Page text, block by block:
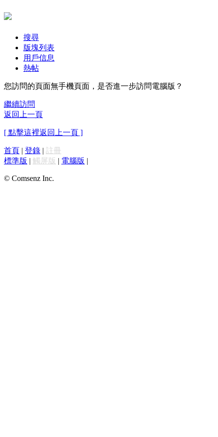
搜尋
版塊列表
用戶信息
熱帖
您訪問的頁面無手機頁面，是否進一步訪問電腦版？
繼續訪問
返回上一頁
[ 點擊這裡返回上一頁 ]
首頁 | 登錄 | 註冊
標準版 | 觸屏版 | 電腦版 |
© Comsenz Inc.